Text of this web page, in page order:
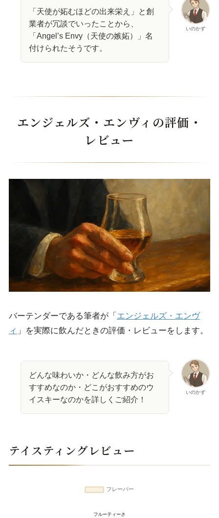
いのかず
「天使が妬むほどの出来栄え」と創
業者が冗談でいったことから、
「Angel’s Envy（天使の嫉妬）」名
付けられたそうです。
エンジェルズ・エンヴィの評価・
レビュー
バーテンダーである筆者が「 エンジェルズ・エンヴ
ィ 」を実際に飲んだときの評価・レビューをします。
いのかず
どんな味わいか・どんな飲み方がお
すすめなのか・どこがおすすめのウ
イスキーなのかを詳しくご紹介！
テイスティングレビュー